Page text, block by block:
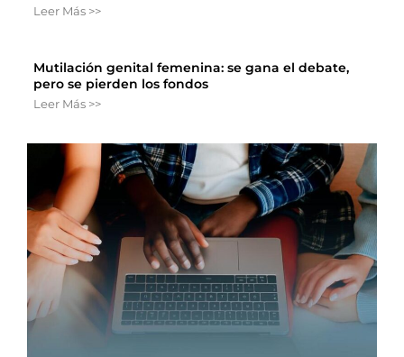
Leer Más >>
Mutilación genital femenina: se gana el debate,
pero se pierden los fondos
Leer Más >>